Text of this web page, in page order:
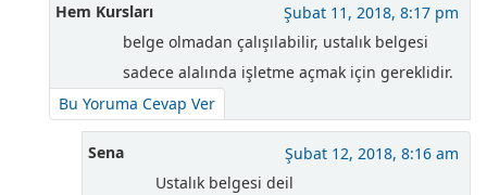
Hem Kursları
Şubat 11, 2018, 8:17 pm
belge olmadan çalışılabilir, ustalık belgesi
sadece alalında işletme açmak için gereklidir.
Bu Yoruma Cevap Ver
Sena
Şubat 12, 2018, 8:16 am
Ustalık belgesi deil